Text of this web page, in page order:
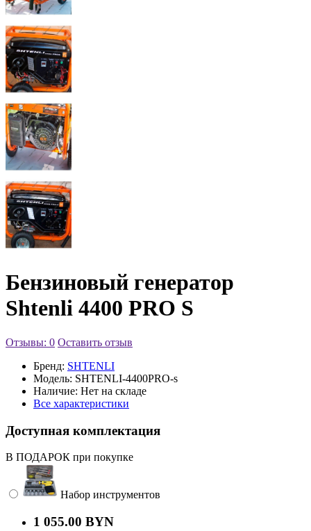
Бензиновый генератор
Shtenli 4400 PRO S
Отзывы: 0 Оставить отзыв
Бренд: SHTENLI
Модель: SHTENLI-4400PRO-s
Наличие: Нет на складе
Все характеристики
Доступная комплектация
В ПОДАРОК при покупке
Набор инструментов
1 055.00 BYN